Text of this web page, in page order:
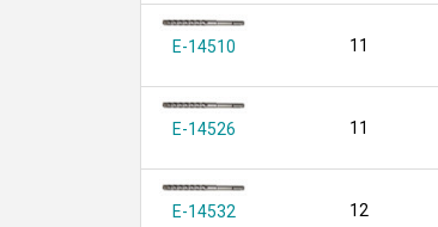
E-14510 11
E-14526 11
E-14532 12